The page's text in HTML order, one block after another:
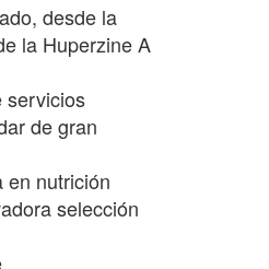
desde la
la Huperzine A
servicios
de gran
en nutrición
selección